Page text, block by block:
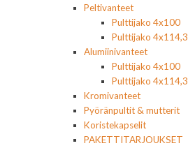
Peltivanteet
Pulttijako 4x100
Pulttijako 4x114,3
Alumiinivanteet
Pulttijako 4x100
Pulttijako 4x114,3
Kromivanteet
Pyöränpultit & mutterit
Koristekapselit
PAKETTITARJOUKSET